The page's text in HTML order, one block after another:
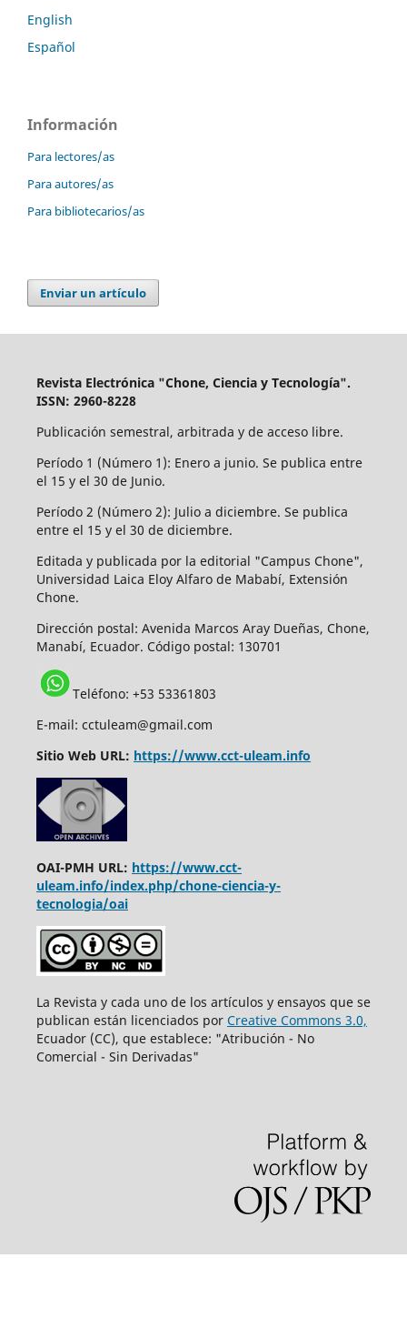
English
Español
Información
Para lectores/as
Para autores/as
Para bibliotecarios/as
Enviar un artículo
Revista Electrónica "Chone, Ciencia y Tecnología".
ISSN: 2960-8228
Publicación semestral, arbitrada y de acceso libre.
Período 1 (Número 1): Enero a junio. Se publica entre
el 15 y el 30 de Junio.
Período 2 (Número 2): Julio a diciembre. Se publica
entre el 15 y el 30 de diciembre.
Editada y publicada por la editorial "Campus Chone",
Universidad Laica Eloy Alfaro de Mababí, Extensión
Chone.
Dirección postal: Avenida Marcos Aray Dueñas, Chone,
Manabí, Ecuador. Código postal: 130701
Teléfono: +53 53361803
E-mail: cctuleam@gmail.com
Sitio Web URL: https://www.cct-uleam.info
OAI-PMH URL: https://www.cct-
uleam.info/index.php/chone-ciencia-y-
tecnologia/oai
La Revista y cada uno de los artículos y ensayos que se
publican están licenciados por Creative Commons 3.0,
Ecuador (CC), que establece: "Atribución - No
Comercial - Sin Derivadas"